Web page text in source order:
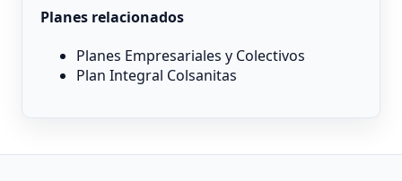
Planes relacionados
Planes Empresariales y Colectivos
Plan Integral Colsanitas